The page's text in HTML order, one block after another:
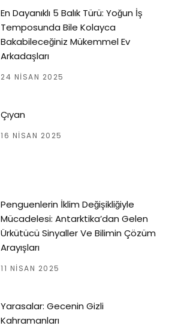
En Dayanıklı 5 Balık Türü: Yoğun İş
Temposunda Bile Kolayca
Bakabileceğiniz Mükemmel Ev
Arkadaşları
24 NISAN 2025
Çıyan
16 NISAN 2025
Penguenlerin İklim Değişikliğiyle
Mücadelesi: Antarktika’dan Gelen
Ürkütücü Sinyaller Ve Bilimin Çözüm
Arayışları
11 NISAN 2025
Yarasalar: Gecenin Gizli
Kahramanları